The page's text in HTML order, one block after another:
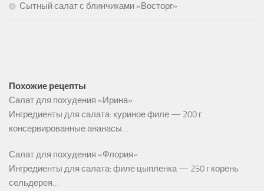
Сытный салат с блинчиками «Восторг»
Похожие рецепты
Салат для похудения «Ирина»
Ингредиенты для салата: куриное филе — 200 г
консервированные ананасы…
Салат для похудения «Флория»
Ингредиенты для салата: филе цыпленка — 250 г корень
сельдерея…